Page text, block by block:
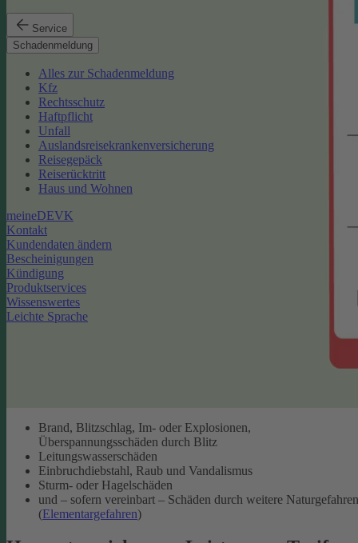
Service
Schadenmeldung
Alles zur Schadenmeldung
Kfz
Rechtsschutz
Haftpflicht
Unfall
Auslandsreisekrankenversicherung
Reisegepäck
Reiserücktritt
Haus und Wohnen
meineDEVK
Kontakt
Kundendaten ändern
Bescheinigungen
Kündigung
Produktservices
Wissenswertes
Leichte Sprache
Brand, Blitzschlag, Im- oder Explosionen,
Überspannungsschäden durch Blitz
Leitungswasserschäden
Einbruchdiebstahl, Raub und Vandalismus
Sturm- oder Hagelschäden
und – sofern vereinbart – Schäden durch weitere Naturgefahren
(Elementargefahren)